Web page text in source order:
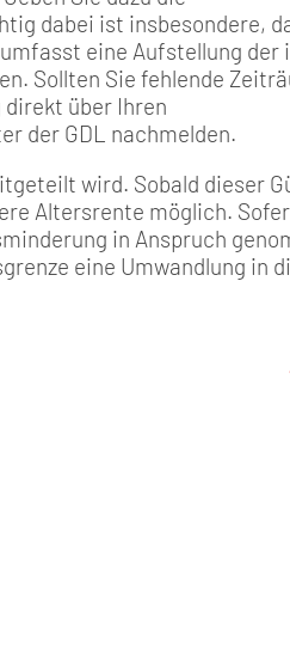
Positionen
Geschichte
Unsere Satzungen
Nord
Nord-Ost
Nordrhein-
Süd-West
Events & Termine
GDL-Jugend
Satzung der GDL-
Arbeitskreis
Schichtarbeit
Job-Ticket (DB AG)
Grundsätzliche
Erhöhung des
Berufshaftpflicht
Familien- und
Freizeit- und
Ratgeber &
Mitgliedsbeiträge
dabei ist insbesondere,
eine Aufstellung der
Sollten Sie fehlende
über Ihren
der GDL nachmelden.
wird. Sobald dieser
Altersrente möglich.
in Anspruch
eine Umwandlung in